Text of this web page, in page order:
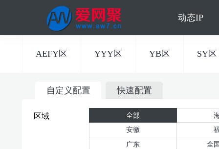
动态IP
AEFY区 YYY区 YB区 SY区
自定义配置 快速配置
区域 全部
安徽
广东
全